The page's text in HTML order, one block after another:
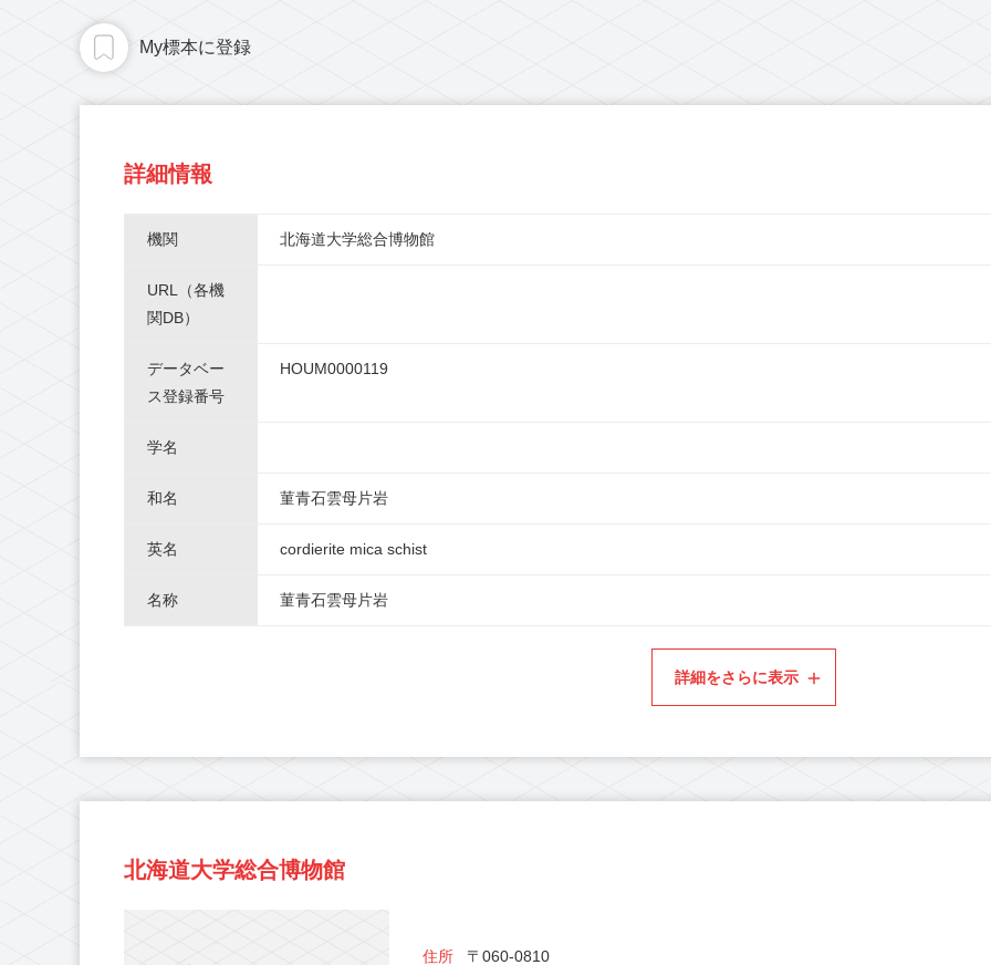
My標本に登録
詳細情報
機関 北海道大学総合博物館
URL（各機
関DB）
データベー
ス登録番号
HOUM0000119
学名
和名 菫青石雲母片岩
英名 cordierite mica schist
名称 菫青石雲母片岩
詳細をさらに表示
北海道大学総合博物館
住所 〒060-0810